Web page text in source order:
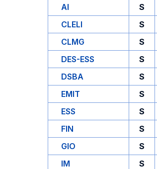
AI
S
CLELI
S
CLMG
S
DES-ESS
S
DSBA
S
EMIT
S
ESS
S
FIN
S
GIO
S
IM
S